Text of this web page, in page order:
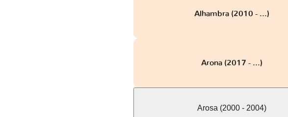
Alhambra (2010 - ...)
Arona (2017 - ...)
Arosa (2000 - 2004)